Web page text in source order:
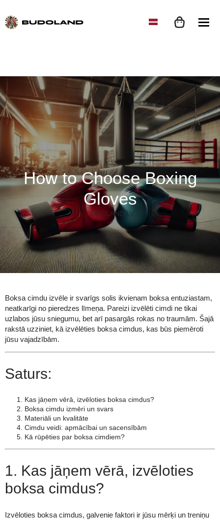
How to Choose Boxing
Gloves
BUDOLAND.LV
Boksa cimdu izvēle ir svarīgs solis ikvienam boksa entuziastam,
neatkarīgi no pieredzes līmeņa. Pareizi izvēlēti cimdi ne tikai
uzlabos jūsu sniegumu, bet arī pasargās rokas no traumām. Šajā
rakstā uzziniet, kā izvēlēties boksa cimdus, kas būs piemēroti
jūsu vajadzībām.
Saturs:
Kas jāņem vērā, izvēloties boksa cimdus?
Boksa cimdu izmēri un svars
Materiāli un kvalitāte
Cimdu veidi: apmācībai un sacensībām
Kā rūpēties par boksa cimdiem?
1. Kas jāņem vērā, izvēloties
boksa cimdus?
Izvēloties boksa cimdus, galvenie faktori ir jūsu mērķi un treniņu